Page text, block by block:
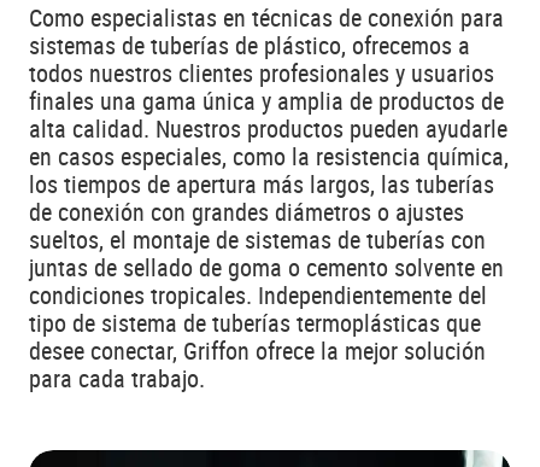
Como especialistas en técnicas de conexión para
sistemas de tuberías de plástico, ofrecemos a
todos nuestros clientes profesionales y usuarios
finales una gama única y amplia de productos de
alta calidad. Nuestros productos pueden ayudarle
en casos especiales, como la resistencia química,
los tiempos de apertura más largos, las tuberías
de conexión con grandes diámetros o ajustes
sueltos, el montaje de sistemas de tuberías con
juntas de sellado de goma o cemento solvente en
condiciones tropicales. Independientemente del
tipo de sistema de tuberías termoplásticas que
desee conectar, Griffon ofrece la mejor solución
para cada trabajo.